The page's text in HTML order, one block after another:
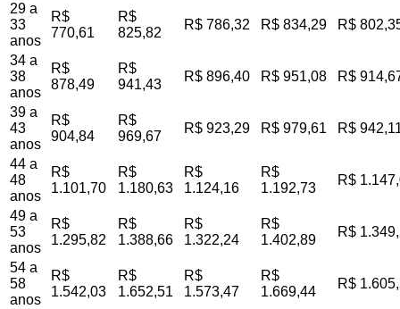
29 a
33
anos
R$
770,61
R$
825,82
R$ 786,32 R$ 834,29 R$
34 a
38
anos
R$
878,49
R$
941,43
R$ 896,40 R$ 951,08 R$
39 a
43
anos
R$
904,84
R$
969,67
R$ 923,29 R$ 979,61 R$
44 a
48
anos
R$
1.101,70
R$
1.180,63
R$
1.124,16
R$
1.192,73
R$
49 a
53
anos
R$
1.295,82
R$
1.388,66
R$
1.322,24
R$
1.402,89
R$
54 a
58
anos
R$
1.542,03
R$
1.652,51
R$
1.573,47
R$
1.669,44
R$